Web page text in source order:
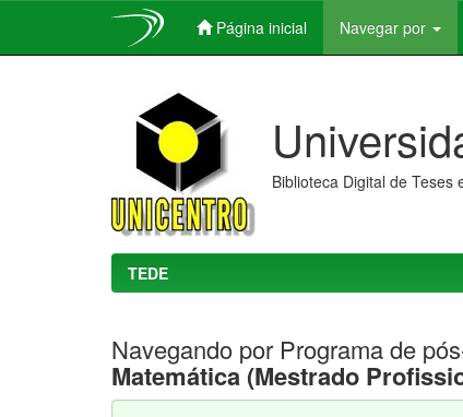
Página inicial Navegar por
Biblioteca Digital de Teses
TEDE
Navegando por Programa de
Matemática (Mestrado